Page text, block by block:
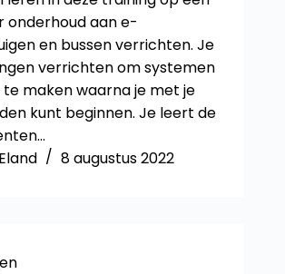
onderhoud aan e-
en bussen verrichten. Je
verrichten om systemen
maken waarna je met je
kunt beginnen. Je leert de
8 augustus 2022